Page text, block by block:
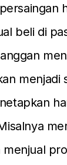
beli di
menjadi
menjual